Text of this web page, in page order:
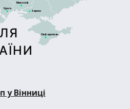
Сімферополь
Херсон
Миколаїв
Одеса
у Вінниці